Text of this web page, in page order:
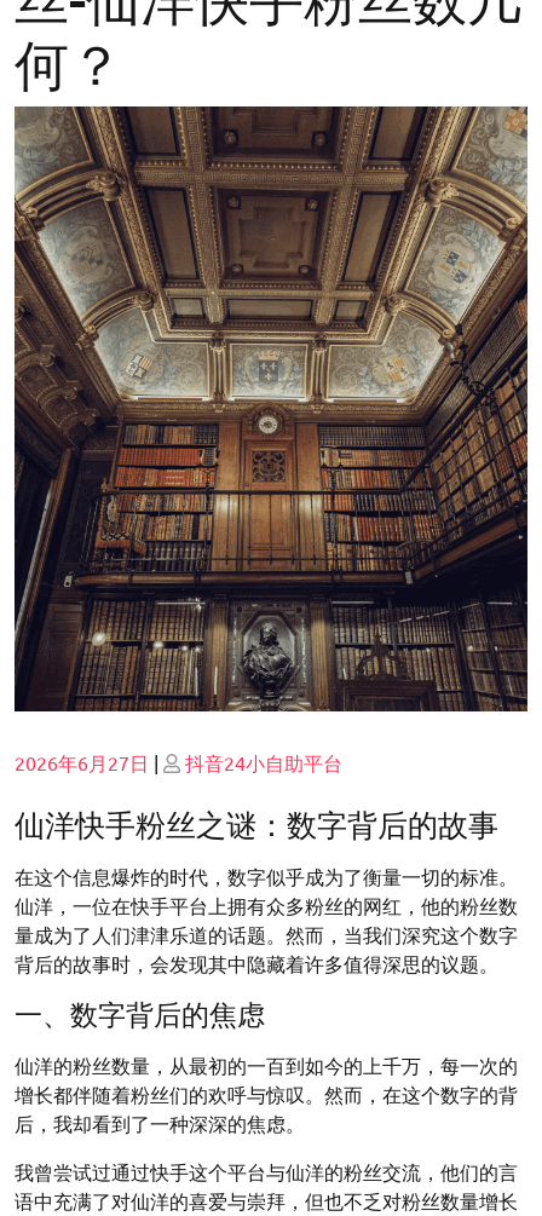
何？
Posted
2026年6月27日 | Posted
抖音24小自助平台
仙洋快手粉丝之谜：数字背后的故事
在这个信息爆炸的时代，数字似乎成为了衡量一切的标准。
仙洋，一位在快手平台上拥有众多粉丝的网红，他的粉丝数
量成为了人们津津乐道的话题。然而，当我们深究这个数字
背后的故事时，会发现其中隐藏着许多值得深思的议题。
一、数字背后的焦虑
仙洋的粉丝数量，从最初的一百到如今的上千万，每一次的
增长都伴随着粉丝们的欢呼与惊叹。然而，在这个数字的背
后，我却看到了一种深深的焦虑。
我曾尝试过通过快手这个平台与仙洋的粉丝交流，他们的言
语中充满了对仙洋的喜爱与崇拜，但也不乏对粉丝数量增长